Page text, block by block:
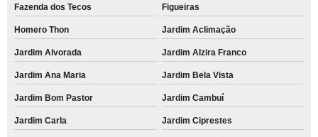
Fazenda dos Tecos Figueiras
Homero Thon Jardim Aclimação
Jardim Alvorada Jardim Alzira Franco
Jardim Ana Maria Jardim Bela Vista
Jardim Bom Pastor Jardim Cambuí
Jardim Carla Jardim Ciprestes